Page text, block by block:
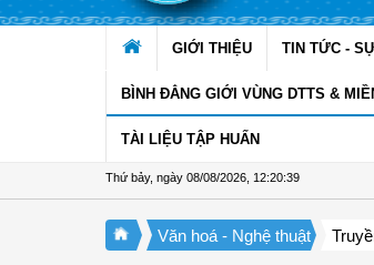
GIỚI THIỆU TIN TỨC -
BÌNH ĐẲNG GIỚI VÙNG DTTS &
TÀI LIỆU TẬP HUẤN
Thứ bảy, ngày 08/08/2026 12:20:40
Văn hoá - Nghệ thuật